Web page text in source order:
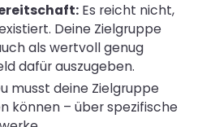
Es reicht nicht,
Deine Zielgruppe
als wertvoll genug
dafür auszugeben.
musst deine Zielgruppe
können – über spezifische